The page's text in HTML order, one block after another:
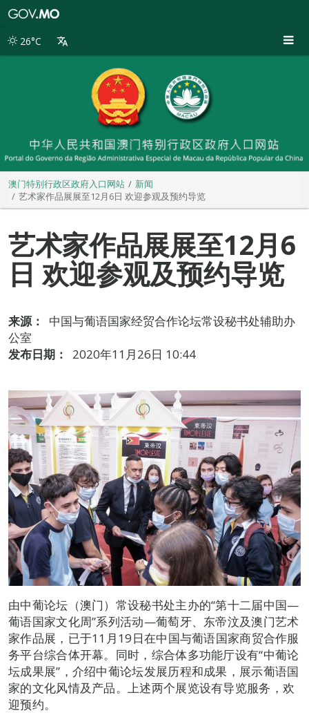
别
26°C
澳门特别行政区政府入口网站
新闻
艺术家作品展展至12月6日 欢迎参观及预约导览
艺术家作品展展至12月6
日 欢迎参观及预约导览
来源：
中国与葡语国家经贸合作论坛常设秘书处辅助办
公室
发布日期：
2020年11月26日 10:44
由中葡论坛（澳门）常设秘书处主办的“第十二届中国—
葡语国家文化周”系列活动—葡萄牙、东帝汶及澳门艺术
家作品展，已于11月19日在中国与葡语国家商贸合作服
务平台综合体开幕。同时，综合体多功能厅设有“中葡论
坛成果展”，介绍中葡论坛发展历程和成果，展示葡语国
家的文化风情及产品。上述两个展览设有导览服务，欢
迎预约。